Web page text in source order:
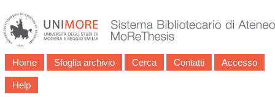
Home Sfoglia archivio Cerca Contatti Accesso
Help